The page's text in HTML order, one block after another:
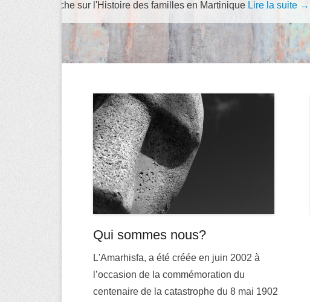
Chantiers, Diffusion, Ateliers Lire la suite →
Qui sommes nous?
L'Amarhisfa, a été créée en juin 2002 à
l’occasion de la commémoration du
centenaire de la catastrophe du 8 mai 1902